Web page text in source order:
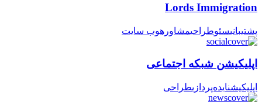
Lords Immigration
پشتیبانیسئوطراحیمشاورهوب سایت
اپلیکیشن شبکه اجتماعی
اپلیکیشنایده‌پردازیطراحی